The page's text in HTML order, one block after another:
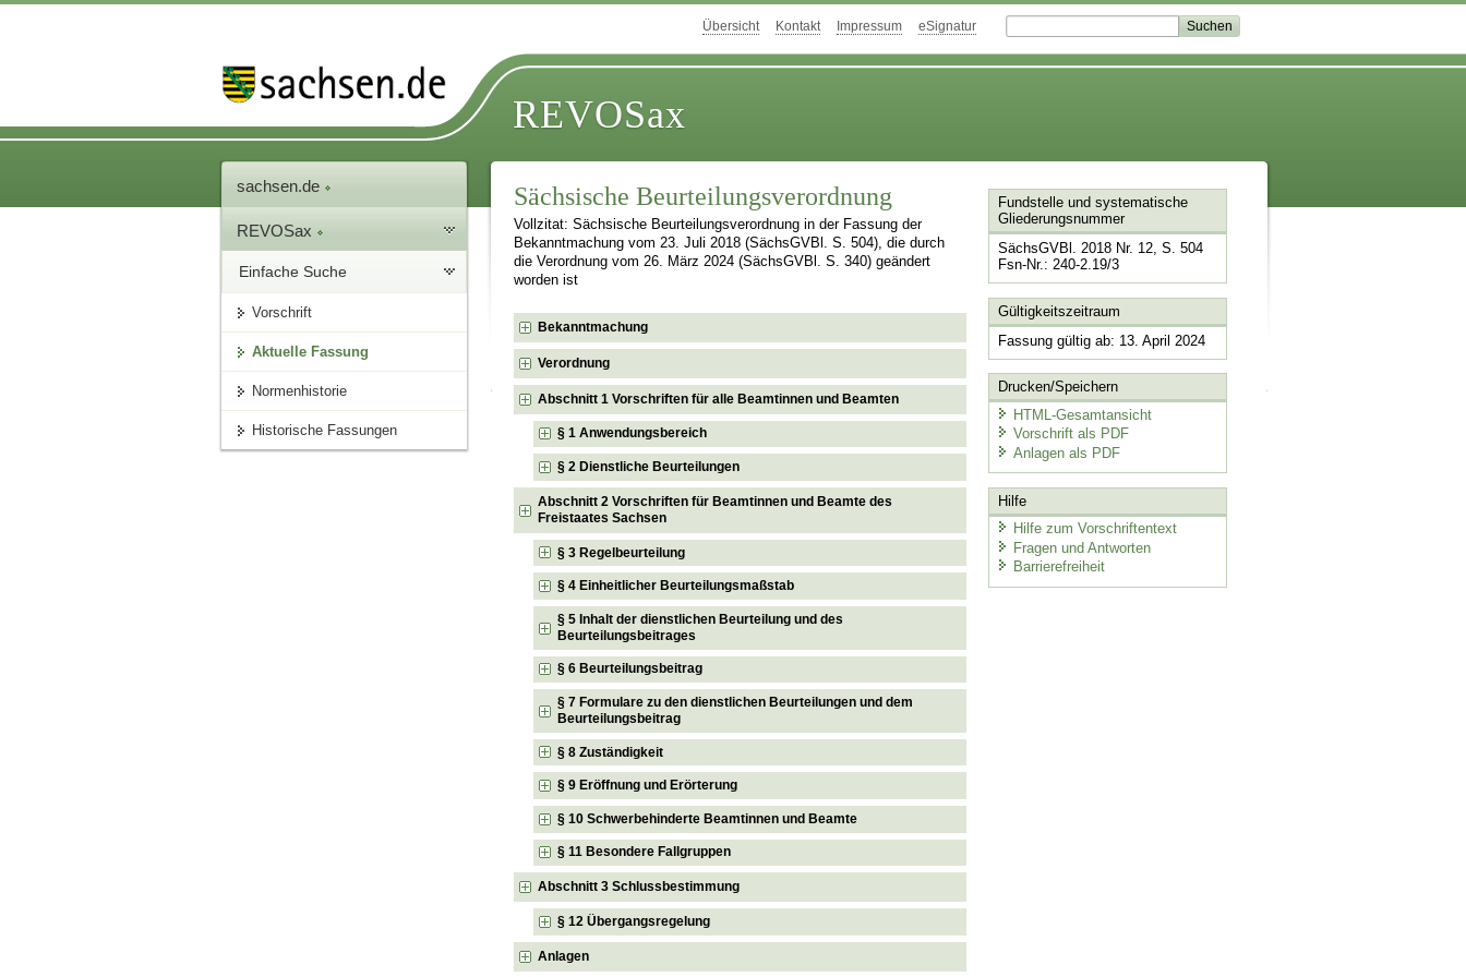
Übersicht Kontakt Impressum eSignatur
REVOSax
sachsen.de
REVOSax
Einfache Suche
Vorschrift
Aktuelle Fassung
Normenhistorie
Historische Fassungen
Sächsische Beurteilungsverordnung
Vollzitat: Sächsische Beurteilungsverordnung in der Fassung der
Bekanntmachung vom 23. Juli 2018 (SächsGVBl. S. 504), die durch
die Verordnung vom 26. März 2024 (SächsGVBl. S. 340) geändert
worden ist
Bekanntmachung
Verordnung
Abschnitt 1 Vorschriften für alle Beamtinnen und Beamten
§ 1 Anwendungsbereich
§ 2 Dienstliche Beurteilungen
Abschnitt 2 Vorschriften für Beamtinnen und Beamte des
Freistaates Sachsen
§ 3 Regelbeurteilung
§ 4 Einheitlicher Beurteilungsmaßstab
§ 5 Inhalt der dienstlichen Beurteilung und des
Beurteilungsbeitrages
§ 6 Beurteilungsbeitrag
§ 7 Formulare zu den dienstlichen Beurteilungen und dem
Beurteilungsbeitrag
§ 8 Zuständigkeit
§ 9 Eröffnung und Erörterung
§ 10 Schwerbehinderte Beamtinnen und Beamte
§ 11 Besondere Fallgruppen
Abschnitt 3 Schlussbestimmung
§ 12 Übergangsregelung
Anlagen
Fundstelle und systematische
Gliederungsnummer
SächsGVBl. 2018 Nr. 12, S. 504
Fsn-Nr.: 240-2.19/3
Gültigkeitszeitraum
Fassung gültig ab: 13. April 2024
Drucken/Speichern
HTML-Gesamtansicht
Vorschrift als PDF
Anlagen als PDF
Hilfe
Hilfe zum Vorschriftentext
Fragen und Antworten
Barrierefreiheit